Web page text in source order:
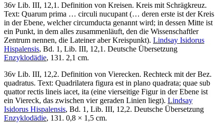
36v Lib. III, 12,1. Definition von Kreisen. Kreis mit Schrägkreuz.
Text: Quarum prima … circuli nucupant (… deren erste ist der Kreis
in der Ebene, welchercircumducta genannt wird; in dessen Mitte ist
ein Punkt, in dem alles zusammenläuft, den die Wissenschaftler
Zentrum nennen, die Lateiner aber Kreispunkt). Lindsay Isidorus
Hispalensis, Bd. 1, Lib. III, 12,1. Deutsche Übersetzung
Enzyklodädie, 131. 2,1 cm.
36v Lib. III, 12,2. Definition von Vierecken. Rechteck mit der Bez.
quadratus. Text: Quadrilatera figura est in plano quadrata; quae sub
quattor rectis lineis iacet, ita (eine vierseitige Figur in der Ebene ist
ein Viereck, das zwischen vier geraden Linien liegt). Lindsay
Isidorus Hispalensis, Bd. 1, Lib. III, 12,2. Deutsche Übersetzung
Enzyklodädie, 131. 0,8 × 1,5 cm.